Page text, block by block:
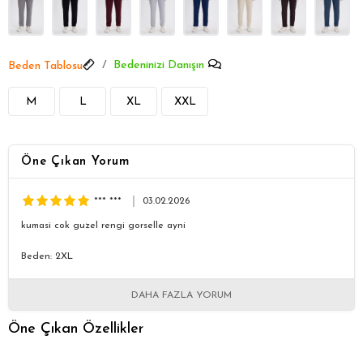
Beden Tablosu Bedeninizi Danışın
M L XL XXL
Öne Çıkan Yorum
*** *** 03.02.2026
kumasi cok guzel rengi gorselle ayni
Beden: 2XL
DAHA FAZLA YORUM
Öne Çıkan Özellikler